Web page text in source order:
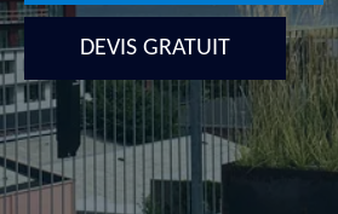
DEVIS GRATUIT